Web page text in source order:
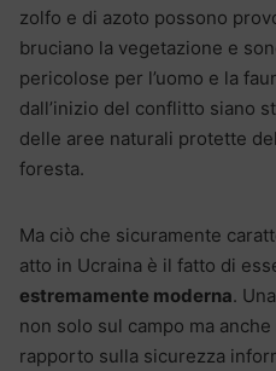
zolfo e di azoto possono
bruciano la vegetazione e
pericolose per l’uomo e la
dall’inizio del conflitto siano
delle aree naturali protette
foresta.
Ma ciò che sicuramente
atto in Ucraina è il fatto di
estremamente moderna. Una
non solo sul campo ma anche
rapporto sulla sicurezza